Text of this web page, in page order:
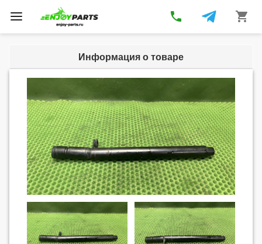
Toggle
navigation
phone shopping_cart
Информация о товаре